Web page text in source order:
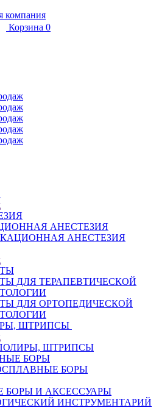
Корзина 0
АНЕСТЕЗИЯ
АНЕСТЕЗИЯ
ДЛЯ ТЕРАПЕВТИЧЕСКОЙ
ДЛЯ ОРТОПЕДИЧЕСКОЙ
ШТРИПСЫ
ШТРИПСЫ
БОРЫ
БОРЫ
БОРЫ И АКСЕССУАРЫ
ИНСТРУМЕНТАРИЙ